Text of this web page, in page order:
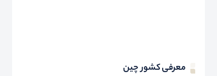
معرفی کشور چین